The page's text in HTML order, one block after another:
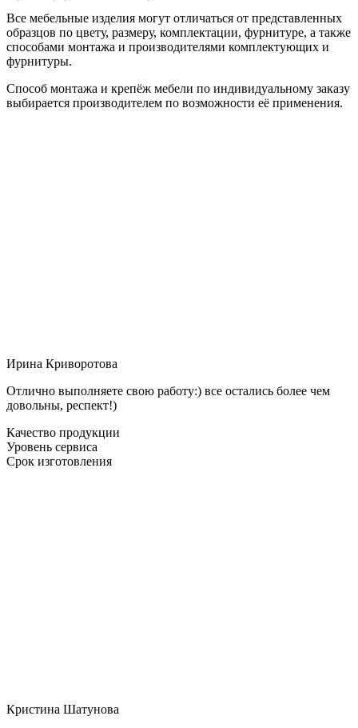
Все мебельные изделия могут отличаться от представленных
образцов по цвету, размеру, комплектации, фурнитуре, а также
способами монтажа и производителями комплектующих и
фурнитуры.
Способ монтажа и крепёж мебели по индивидуальному заказу
выбирается производителем по возможности её применения.
Ирина Криворотова
Отлично выполняете свою работу:) все остались более чем
довольны, респект!)
Качество продукции
Уровень сервиса
Срок изготовления
Кристина Шатунова